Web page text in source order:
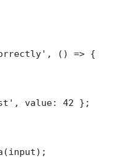
() => {
value: 42 };